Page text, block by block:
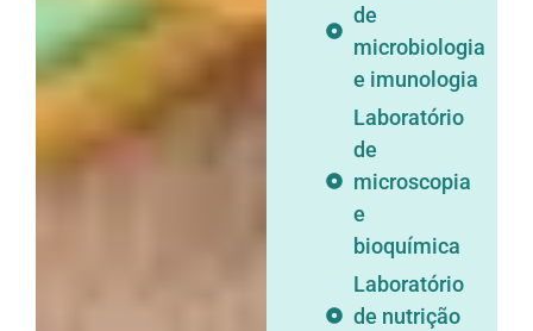
de
microbiologia
e imunologia
Laboratório
de
microscopia
e
bioquímica
Laboratório
de nutrição